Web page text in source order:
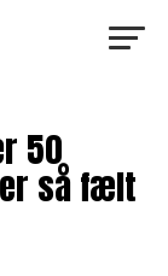
50
så fælt